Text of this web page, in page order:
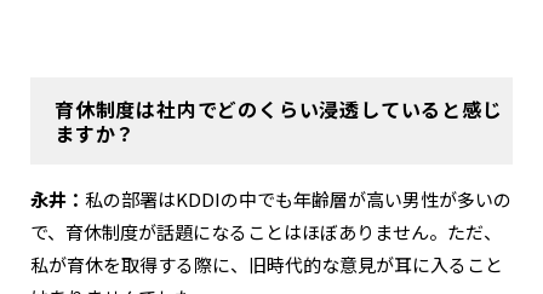
育休制度は社内でどのくらい浸透していると感じ
ますか？
永井： 私の部署はKDDIの中でも年齢層が高い男性が多いの
で、育休制度が話題になることはほぼありません。ただ、
私が育休を取得する際に、旧時代的な意見が耳に入ること